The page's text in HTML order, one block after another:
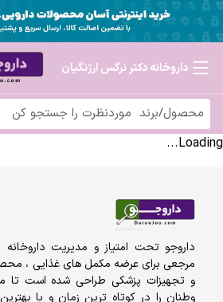
داروخانه دکتر نرگس ارژنگیان
Loading...
داروجو تحت امتیاز و مدیریت داروخانه
مرجعی برای عرضه مکمل های غذایی ،
و تجهیزات پزشکی طراحی شده است تا
وطنان را در کوتاه ترین زمان و با